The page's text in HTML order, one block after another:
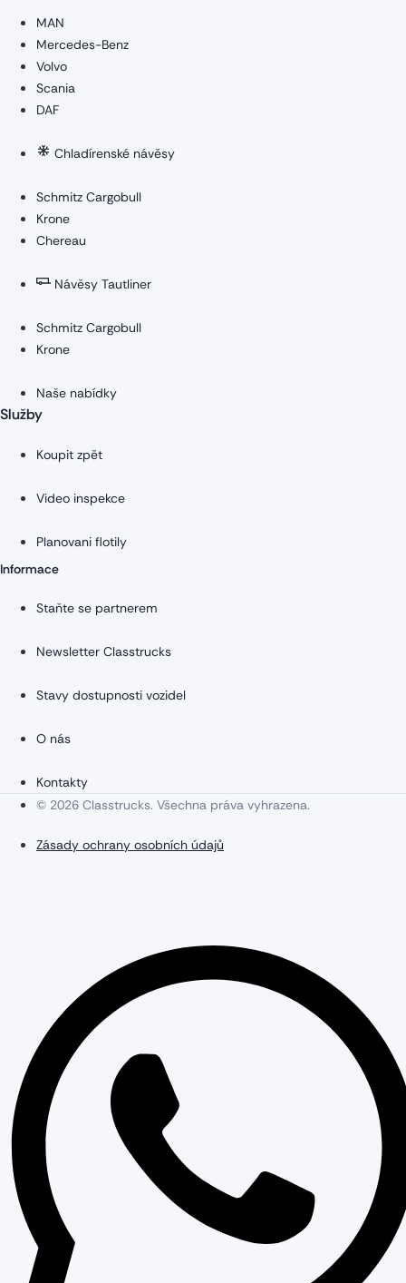
MAN
Mercedes-Benz
Volvo
Scania
DAF
Chladírenské návěsy
Schmitz Cargobull
Krone
Chereau
Návěsy Tautliner
Schmitz Cargobull
Krone
Naše nabídky
Služby
Koupit zpět
Video inspekce
Planovani flotily
Informace
Staňte se partnerem
Newsletter Classtrucks
Stavy dostupnosti vozidel
O nás
Kontakty
© 2026 Classtrucks. Všechna práva vyhrazena.
Zásady ochrany osobních údajů